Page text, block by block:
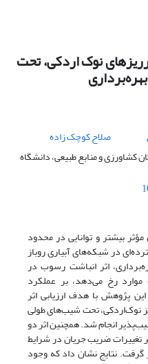
نوک اردکی، تحت
صلاح کوچک زاده
کشاورزی و منابع طبیعی، دانشگاه
بیشتر و توانایی در محدود
در شبکه‌های آبیاری روباز
اثر انباشت رسوب در
رخ می‌دهد، بر عملکرد
پژوهش با هدف ارزیابی اثر
نوک‌اردکی، تحت شیب‌های طولی
انجام شد. همچنین اثر دو
تغییرات ضریب جریان در شرایط
نتایج نشان داد که وجود